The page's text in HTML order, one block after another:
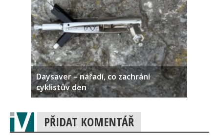
Daysaver – nářadí, co zachrání
cyklistův den
PŘIDAT KOMENTÁŘ